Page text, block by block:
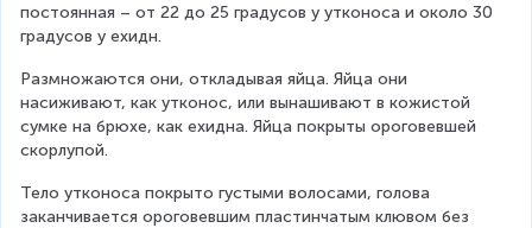
постоянная – от 22 до 25 градусов у утконоса и около 30
градусов у ехидн.
Размножаются они, откладывая яйца. Яйца они
насиживают, как утконос, или вынашивают в кожистой
сумке на брюхе, как ехидна. Яйца покрыты ороговевшей
скорлупой.
Тело утконоса покрыто густыми волосами, голова
заканчивается ороговевшим пластинчатым клювом без